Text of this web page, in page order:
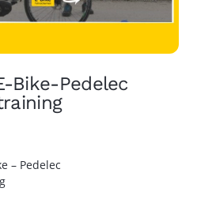
Bike-Pedelec
– Pedelec